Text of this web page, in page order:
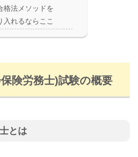
格法メソッドを
入れるならここ
険労務士)試験の概要
とは